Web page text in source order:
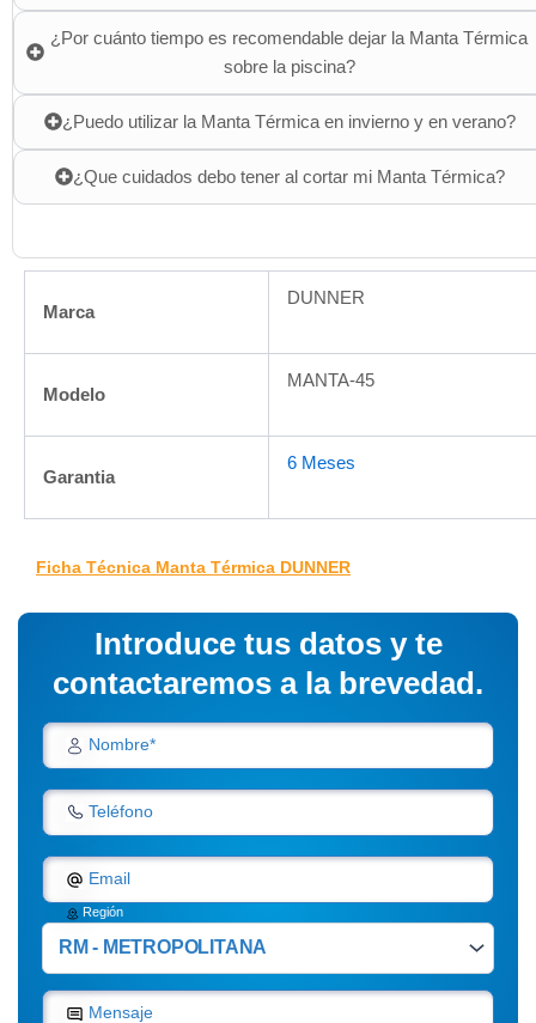
¿Por cuánto tiempo es recomendable dejar la Manta Térmica
sobre la piscina?
¿Puedo utilizar la Manta Térmica en invierno y en verano?
¿Que cuidados debo tener al cortar mi Manta Térmica?
Marca
DUNNER
Modelo
MANTA-45
Garantia
6 Meses
Ficha Técnica Manta Térmica DUNNER
Introduce tus datos y te
contactaremos a la brevedad.
Nombre*
Teléfono
Email
Región
Mensaje